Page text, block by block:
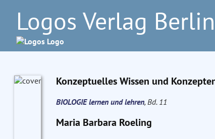
Logos Verlag Berlin
Konzeptuelles Wissen und
BIOLOGIE lernen und lehren, Bd. 11
Maria Barbara Roeling